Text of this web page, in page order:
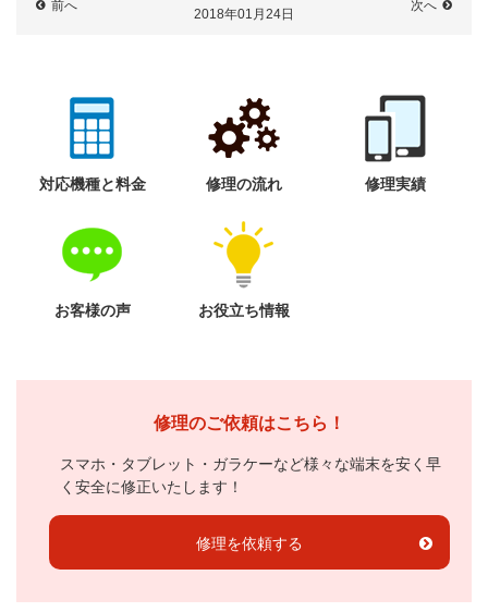
2018年01月24日
前へ 次へ
対応機種と料金 修理の流れ 修理実績
お客様の声 お役立ち情報
修理のご依頼はこちら！
スマホ・タブレット・ガラケーなど様々な端末を安く早
く安全に修正いたします！
修理を依頼する